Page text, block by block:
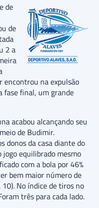
de
de
2 a
na expulsão
fase final, um grande
acabou alcançando seu
de Budimir.
donos da casa diante do
equilibrado mesmo
com a bola por 46%
bem maior número de
No índice de tiros no
três para cada lado.